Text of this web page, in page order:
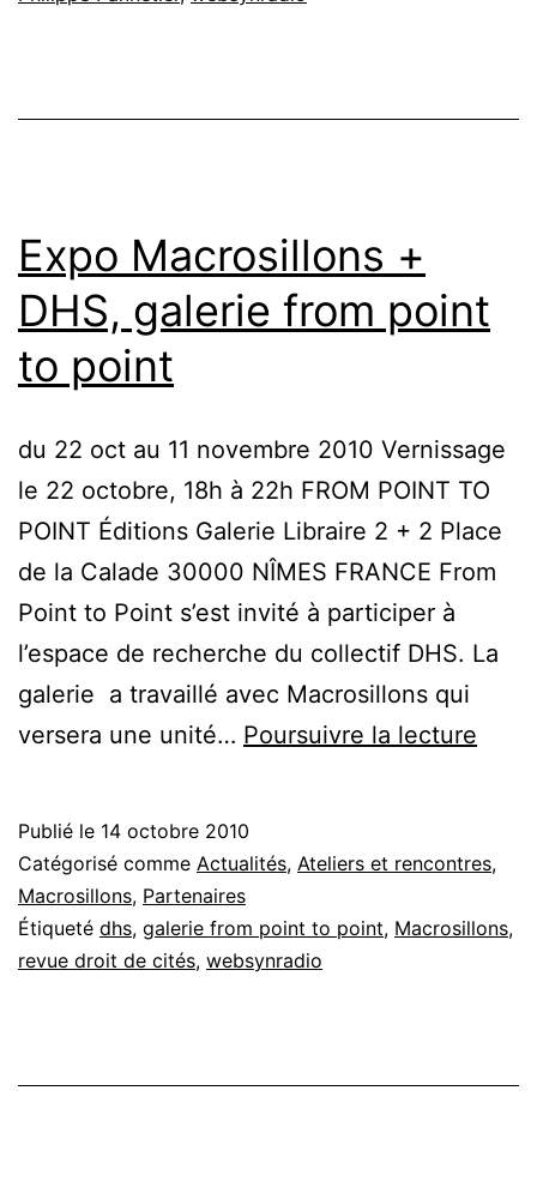
sur
Expo Macrosillons +
DHS, galerie from point
to point
du 22 oct au 11 novembre 2010 Vernissage
le 22 octobre, 18h à 22h FROM POINT TO
POINT Éditions Galerie Libraire 2 + 2 Place
de la Calade 30000 NÎMES FRANCE From
Point to Point s’est invité à participer à
l’espace de recherche du collectif DHS. La
galerie a travaillé avec Macrosillons qui
versera une unité… Poursuivre la lecture
DHS,
from
Publié le 14 octobre 2010
Catégorisé comme Actualités, Ateliers et rencontres,
Macrosillons, Partenaires
Étiqueté dhs, galerie from point to point, Macrosillons,
revue droit de cités, websynradio